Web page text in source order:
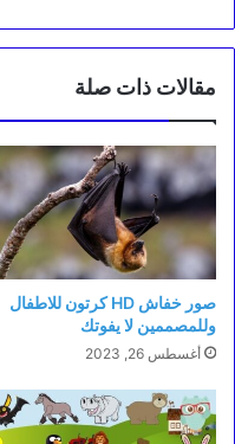
مقالات ذات صلة
صور خفاش HD كرتون للاطفال
وللمصممين لا يفوتك
أغسطس 26, 2023